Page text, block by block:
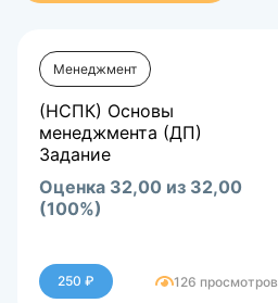
Менеджмент
(НСПК) Основы
менеджмента (ДП)
Задание
Оценка 32,00 из 32,00
(100%)
250 ₽ 126 просмотров